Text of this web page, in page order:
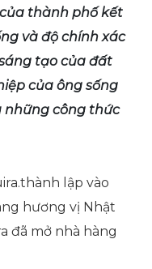
thành phố kết
và độ chính xác
tạo của đất
của ông sống
những công thức
lập vào
hương vị Nhật
đã mở nhà hàng